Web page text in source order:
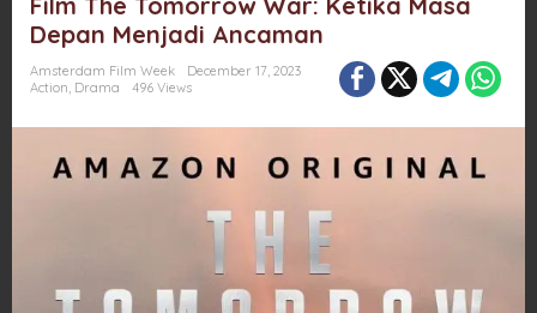
Depan Menjadi Ancaman
Amsterdam Film Week
December 17, 2023
Action, Drama 496 Views